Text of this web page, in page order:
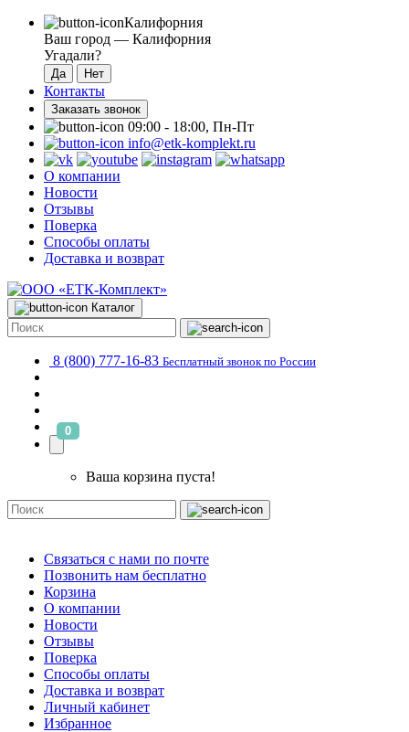
Калифорния
Ваш город — Калифорния
Угадали?
Контакты
Заказать звонок
09:00 - 18:00, Пн-Пт
info@etk-komplekt.ru
О компании
Новости
Отзывы
Поверка
Способы оплаты
Доставка и возврат
Каталог
8 (800) 777-16-83 Бесплатный звонок по России
0
Ваша корзина пуста!
Связаться с нами по почте
Позвонить нам бесплатно
Корзина
О компании
Новости
Отзывы
Поверка
Способы оплаты
Доставка и возврат
Личный кабинет
Избранное